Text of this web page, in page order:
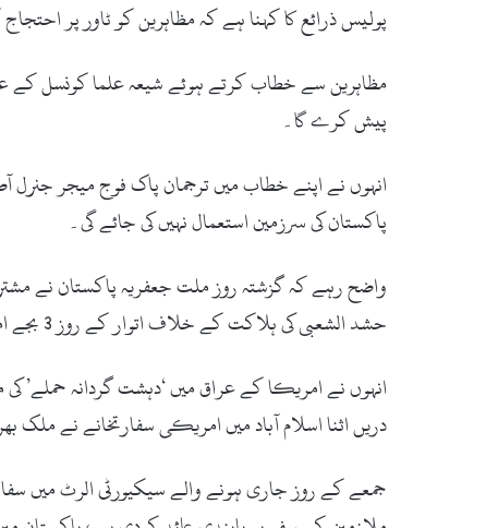
پولیس ذرائع کا کہنا ہے کہ مظاہرین کو ٹاور پر
مظاہرین سے خطاب کرتے ہوئے شیعہ علما کونسل کے
پیش کرے گا۔
انہوں نے اپنے خطاب میں ترجمان پاک فوج میجر
پاکستان کی سرزمین استعمال نہیں کی جائے گی۔
واضح رہے کہ گزشتہ روز ملت جعفریہ پاکستان نے
حشد الشعبی کی ہلاکت کے خلاف اتوار کے روز 3 بجے امریکا مخالف ریلی کا انعقاد کیا جائے گا۔
انہوں نے امریکا کے عراق میں ‘دہشت گردانہ حملے’
دریں اثنا اسلام آباد میں امریکی سفارتخانے نے ملک
جمعے کے روز جاری ہونے والے سیکیورٹی الرٹ میں